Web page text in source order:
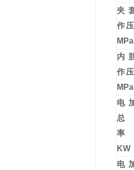
夹
作
MPa
内
作
MPa
电
KW
电